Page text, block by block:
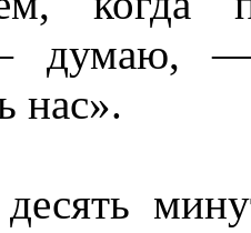
думаю, —
нас».